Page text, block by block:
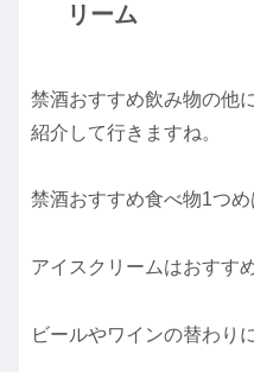
リーム
禁酒おすすめ飲み物の他
紹介して行きますね。
禁酒おすすめ食べ物1つめ
アイスクリームはおすす
ビールやワインの替わり